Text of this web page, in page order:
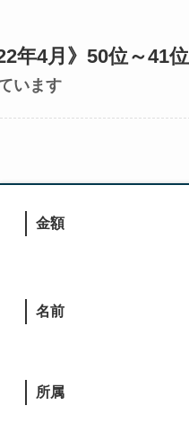
年4月》50位～41位
います
金額
名前
所属